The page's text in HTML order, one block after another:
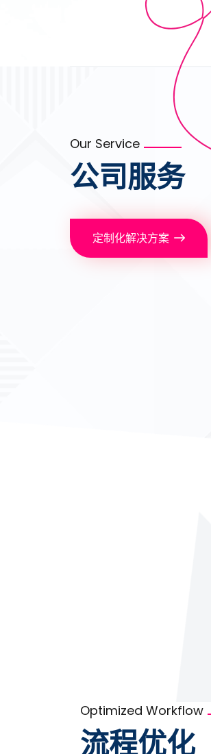
Our Service
公司服务
定制化解决方案
Optimized Workflow
流程优化